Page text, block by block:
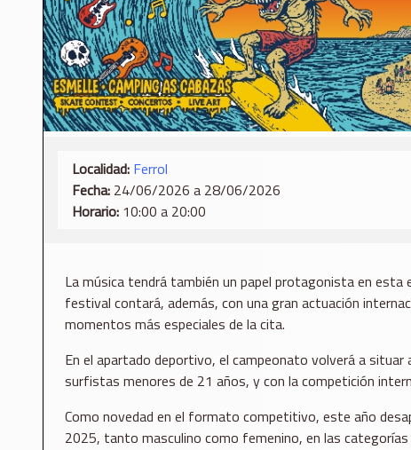
Localidad: Ferrol
Fecha: 24/06/2026 a 28/06/2026
Horario: 10:00 a 20:00
La música tendrá también un papel protagonista en esta
festival contará, además, con una gran actuación
momentos más especiales de la cita.
En el apartado deportivo, el campeonato volverá a situar
surfistas menores de 21 años, y con la competición
Como novedad en el formato competitivo, este año
2025, tanto masculino como femenino, en las